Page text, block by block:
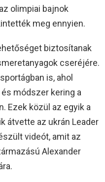
olimpiai bajnok
meg ennyien.
biztosítanak
cseréjére.
is, ahol
módszer kering a
Ezek közül az egyik a
átvette az ukrán Leader
videót, amit az
Alexander